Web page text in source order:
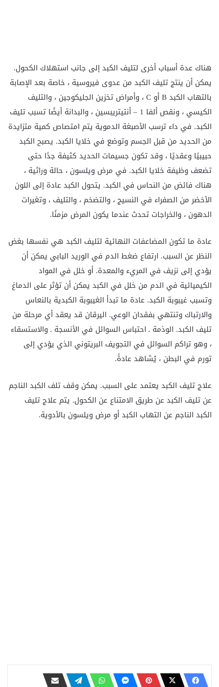
هناك عدة أسباب أخرى لتليف الكبد إلى جانب استهلاك الكحول.
يمكن أن ينتج تليف الكبد من عدوى فيروسية ، خاصة بعد الإصابة
بالتهاب الكبد B أو C ، وأمراض تخزين الجليكوجين ، والتليف
الكيسي ، ونقص ألفا 1 – أنتيتريبسين ، والبدانة أيضًا تسبب تليف
الكبد. في داء ترسب الأصبغة الدموية يتم امتصاص كمية متزايدة
من الحديد من قبل الجسم وتوضع في خلايا الكبد. يصبح الكبد
حبيبيًا وعقديًا ، وقد تكون جسيمات الحديد كثيفة جدًا حتى
تضعف وظيفة خلايا الكبد. في مرض ويلسون ، حالة وراثية ،
هناك فائض من النحاس في الكبد. يتحول الكبد عادة إلى اللون
الأخضر من الصفراء في النسيج ، والتضخم ، والتليف ، وتغيرات
الدهون ، والخراجات تحدث عندما يكون المرض مزمنًا.
عادة ما تكون المضاعفات النهائية لتليف الكبد هي نفسها بغض
النظر عن السبب. ارتفاع ضغط الدم في الوريد البابي يمكن أن
يؤدي إلى نزيف في المريء والمعدة. أو خلل في المواد
الكيميائية في الدم من خلل في الكبد يمكن أن تؤثر على الدماغ
وتسبب غيبوبة الكبد. عادة ما تبدأ الغيبوبة الكبدية بالنعاس
والارتباك وتنتهي بفقدان الوعي. اليرقان قد يعقد أي مرحلة من
تليف الكبد. الوذمة ـ احتباس السوائل في الأنسجة ـ والاستسقاء
، وهو تراكم السوائل في التجويف البريتوني الذي يؤدي إلى
تورم في البطن ، يُشاهد عادةً.
علاج تليف الكبد يعتمد على السبب. يمكن وقف تلف الكبد الناجم
عن تليف الكبد عن طريق الامتناع عن الكحول. يتم علاج تليف
الكبد الناجم عن التهاب الكبد أو مرض ويلسون بالأدوية.